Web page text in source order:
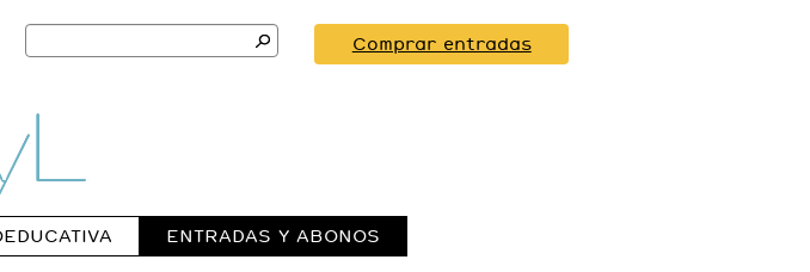
Search
for:
Comprar entradas
ENTRADAS Y ABONOS